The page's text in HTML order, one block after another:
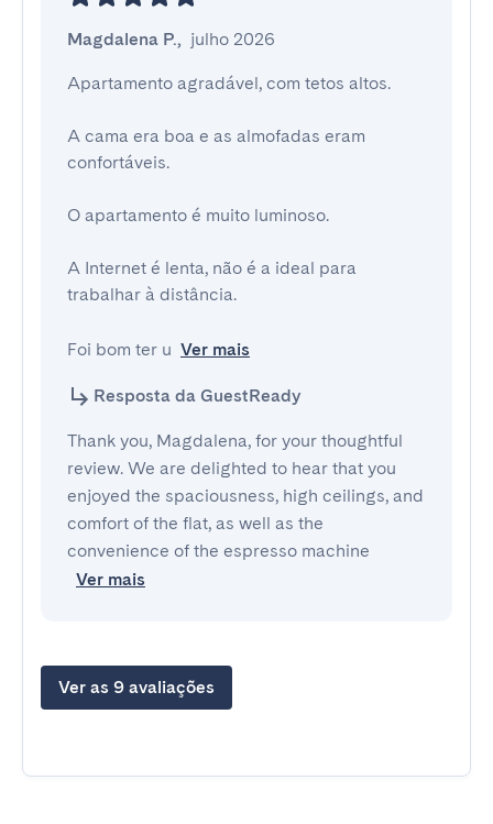
Magdalena P., julho 2026
Apartamento agradável, com tetos altos.
A cama era boa e as almofadas eram
confortáveis.
O apartamento é muito luminoso.
A Internet é lenta, não é a ideal para
trabalhar à distância.
Foi bom ter u Ver mais
Resposta da GuestReady
Thank you, Magdalena, for your thoughtful
review. We are delighted to hear that you
enjoyed the spaciousness, high ceilings, and
comfort of the flat, as well as the
convenience of the espresso machine
Ver mais
Ver as 9 avaliações